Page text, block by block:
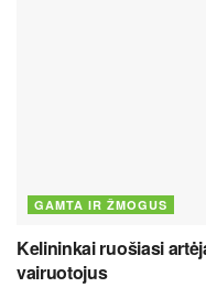
GAMTA IR ŽMOGUS
Kelininkai ruošiasi
vairuotojus